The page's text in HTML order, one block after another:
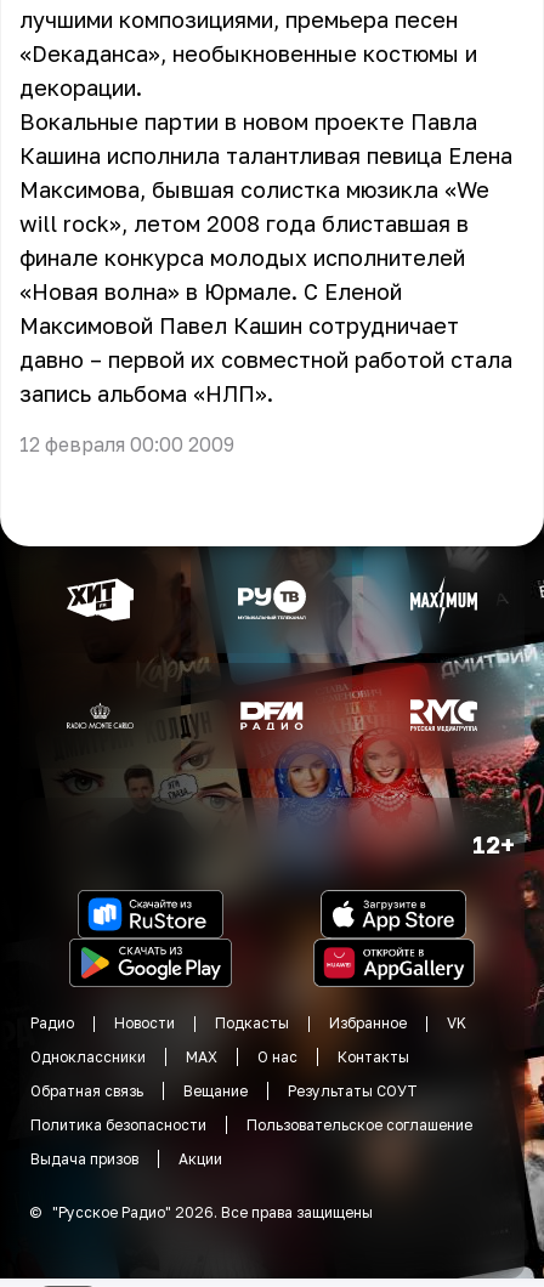
лучшими композициями, премьера песен
«Dекаданса», необыкновенные костюмы и
декорации.
Вокальные партии в новом проекте Павла
Кашина исполнила талантливая певица Елена
Максимова, бывшая солистка мюзикла «We
will rock», летом 2008 года блиставшая в
финале конкурса молодых исполнителей
«Новая волна» в Юрмале. С Еленой
Максимовой Павел Кашин сотрудничает
давно – первой их совместной работой стала
запись альбома «НЛП».
12 февраля 00:00 2009
12+
Радио Новости Подкасты Избранное
VK
Одноклассники
MAX О нас
Контакты
Обратная связь
Вещание
Результаты СОУТ
Политика безопасности
Пользовательское соглашение
Выдача призов
Акции
© "Русское Радио" 2026. Все права защищены